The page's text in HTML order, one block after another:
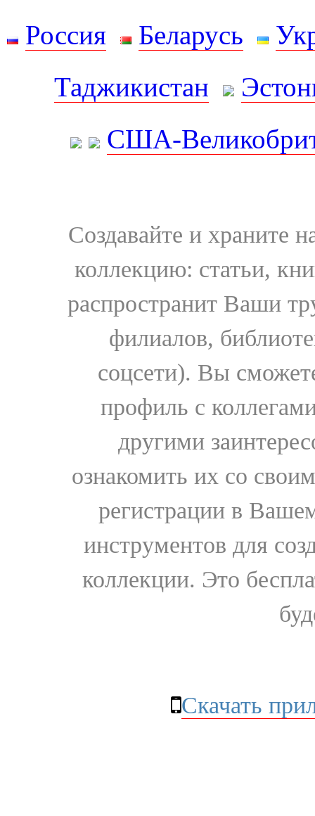
Россия Беларусь
Таджикистан
США-
Создавайте и храните
коллекцию: статьи,
распространит Ваши
филиалов,
соцсети). Вы
профиль с
другими
ознакомить их со
регистрации в
инструментов для
коллекции. Это
Скачать